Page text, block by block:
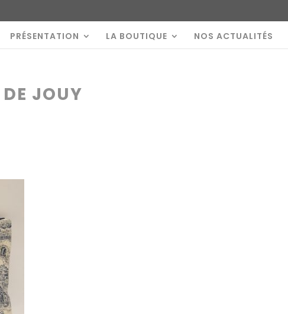
PRÉSENTATION LA BOUTIQUE NOS ACTUALITÉS
JOUY